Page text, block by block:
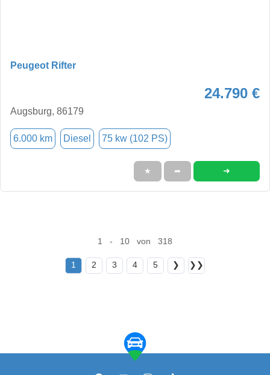
Peugeot Rifter
24.790 €
Augsburg, 86179
6.000 km Diesel 75 kw (102 PS)
★ ➦ ➜
1 - 10 von 318
1 2 3 4 5 ❯ ❯❯